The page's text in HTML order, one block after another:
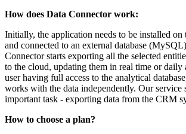
How does Data Connector work:
Initially, the application needs to be installed
and connected to an external database
Connector starts exporting all the selected
to the cloud, updating them in real time or daily
user having full access to the analytical
works with the data independently. Our service
important task - exporting data from the CRM
How to choose a plan?